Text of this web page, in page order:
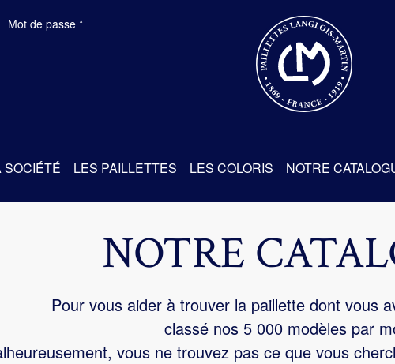
Mot de passe *Obligatoire
SOCIÉTÉ LES PAILLETTES LES COLORIS NOTRE
NOTRE
Pour vous aider à trouver la paillette dont vous
classé nos 5 000 modèles par
vous ne trouvez pas ce que vous